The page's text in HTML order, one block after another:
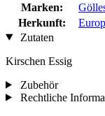
Marken:
Herkunft:
Zutaten
Kirschen Essig
Zubehör
Rechtliche